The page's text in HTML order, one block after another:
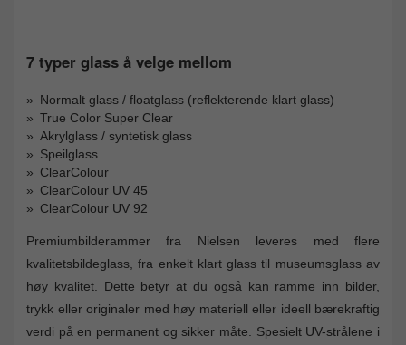
7 typer glass å velge mellom
Normalt glass / floatglass (reflekterende klart glass)
True Color Super Clear
Akrylglass / syntetisk glass
Speilglass
ClearColour
ClearColour UV 45
ClearColour UV 92
Premiumbilderammer fra Nielsen leveres med flere
kvalitetsbildeglass, fra enkelt klart glass til museumsglass av
høy kvalitet. Dette betyr at du også kan ramme inn bilder,
trykk eller originaler med høy materiell eller ideell bærekraftig
verdi på en permanent og sikker måte. Spesielt UV-strålene i